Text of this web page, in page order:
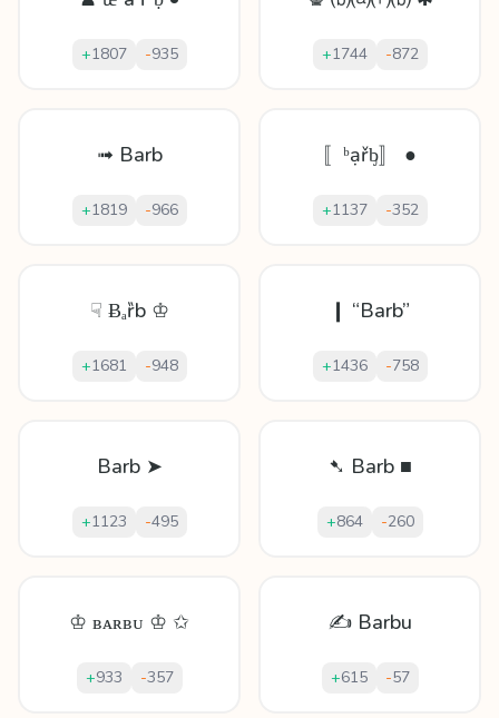
+1807 -935 +1744 -872
➟ Barb
+1819 -966
〚ᵇạřᶀ〛 ●
+1137 -352
☟ Ƀₐȑb ♔
+1681 -948
❙ “Barb”
+1436 -758
Barb ➤
+1123 -495
➷ Barb ■
+864 -260
♔ ʙᴀʀʙᴜ ♔ ✩
+933 -357
✍ Barbu
+615 -57